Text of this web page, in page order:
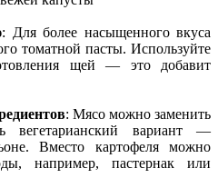
: Для более насыщенного вкуса
томатной пасты. Используйте
щей — это добавит
: Мясо можно заменить
вегетарианский вариант —
Вместо картофеля можно
например, пастернак или